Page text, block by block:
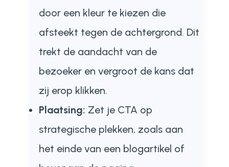
door een kleur te kiezen die
afsteekt tegen de achtergrond. Dit
trekt de aandacht van de
bezoeker en vergroot de kans dat
zij erop klikken.
Plaatsing: Zet je CTA op
strategische plekken, zoals aan
het einde van een blogartikel of